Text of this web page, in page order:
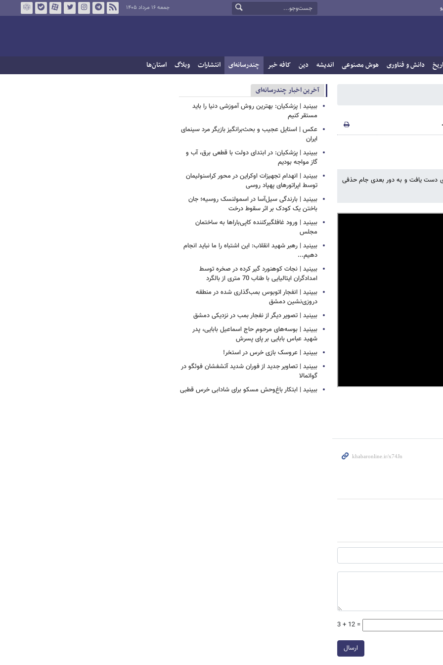
جمعه ۱۶ مرداد ۱۴۰۵
دانش و فناوری هوش مصنوعی اندیشه دین کافه خبر چندرسانه‌ای انتشارات وبلاگ استان‌ها
دست یافت و به دور بعدی جام حذفی
3 + 12 =
ارسال
آخرین اخبار چندرسانه‌ای
ببینید | پزشکیان: بهترین روش آموزشی دنیا را باید
مستقر کنیم
عکس | استایل عجیب و بحث‌برانگیز بازیگر مرد سینمای
ایران
ببینید | پزشکیان: در ابتدای دولت با قطعی برق، آب و
گاز مواجه بودیم
ببینید | انهدام تجهیزات اوکراین در محور کراسنولیمان
توسط اپراتورهای پهپاد روسی
ببینید | بارندگی سیل‌آسا در اسمولنسک روسیه؛ جان
باختن یک کودک بر اثر سقوط درخت
ببینید | ورود غافلگیرکننده کاپی‌باراها به ساختمان
مجلس
ببینید | رهبر شهید انقلاب: این اشتباه را ما نباید انجام
دهیم...
ببینید | نجات کوهنورد گیر کرده در صخره توسط
امدادگران ایتالیایی با طناب 70 متری از بالگرد
ببینید | انفجار اتوبوس بمب‌گذاری شده در منطقه
دروزی‌نشین دمشق
ببینید | تصویر دیگر از نفجار بمب در نزدیکی دمشق
ببینید | بوسه‌های مرحوم حاج اسماعیل بابایی، پدر
شهید عباس بابایی بر پای پسرش
ببینید | عروسک بازی خرس در استخر!
ببینید | تصاویر جدید از فوران شدید آتشفشان فوئگو در
گواتمالا
ببینید | ابتکار باغ‌وحش مسکو برای شادابی خرس قطبی